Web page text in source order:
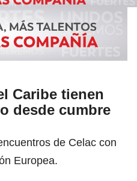
Caribe tienen
desde cumbre
de Celac con
Europea.